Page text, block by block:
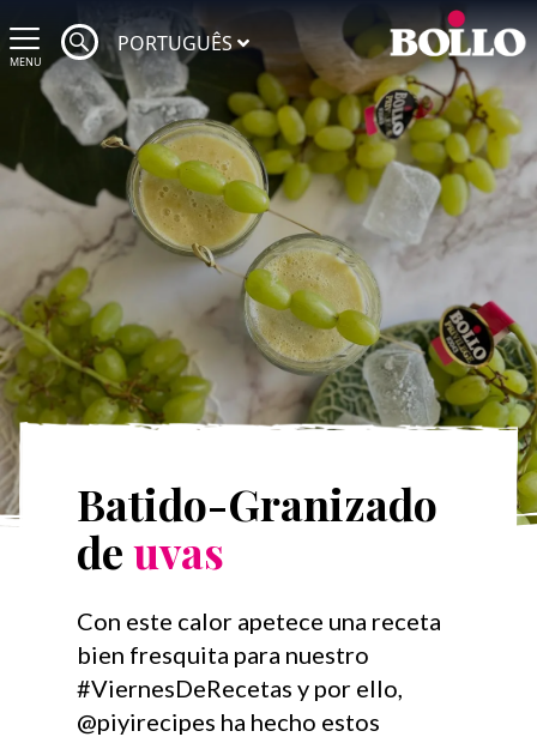
MENU
PORTUGUÊS
Batido-Granizado
deuvas
Con este calor apetece una receta
bien fresquita para nuestro
#ViernesDeRecetas y por ello,
@piyirecipes ha hecho estos